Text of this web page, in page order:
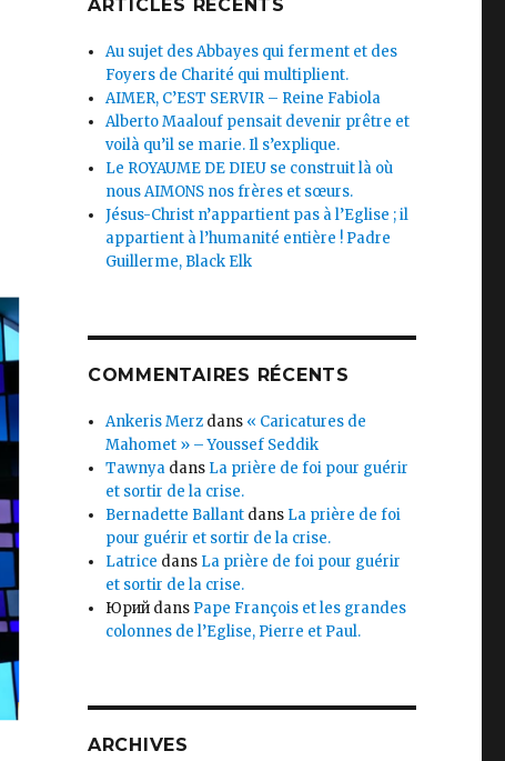
ARTICLES RÉCENTS
Au sujet des Abbayes qui ferment et des
Foyers de Charité qui multiplient.
AIMER, C’EST SERVIR – Reine Fabiola
Alberto Maalouf pensait devenir prêtre et
voilà qu’il se marie. Il s’explique.
Le ROYAUME DE DIEU se construit là où
nous AIMONS nos frères et sœurs.
Jésus-Christ n’appartient pas à l’Eglise ; il
appartient à l’humanité entière ! Padre
Guillerme, Black Elk
COMMENTAIRES RÉCENTS
Ankeris Merz dans « Caricatures de
Mahomet » – Youssef Seddik
Tawnya dans La prière de foi pour guérir
et sortir de la crise.
Bernadette Ballant dans La prière de foi
pour guérir et sortir de la crise.
Latrice dans La prière de foi pour guérir
et sortir de la crise.
Юрий dans Pape François et les grandes
colonnes de l’Eglise, Pierre et Paul.
ARCHIVES